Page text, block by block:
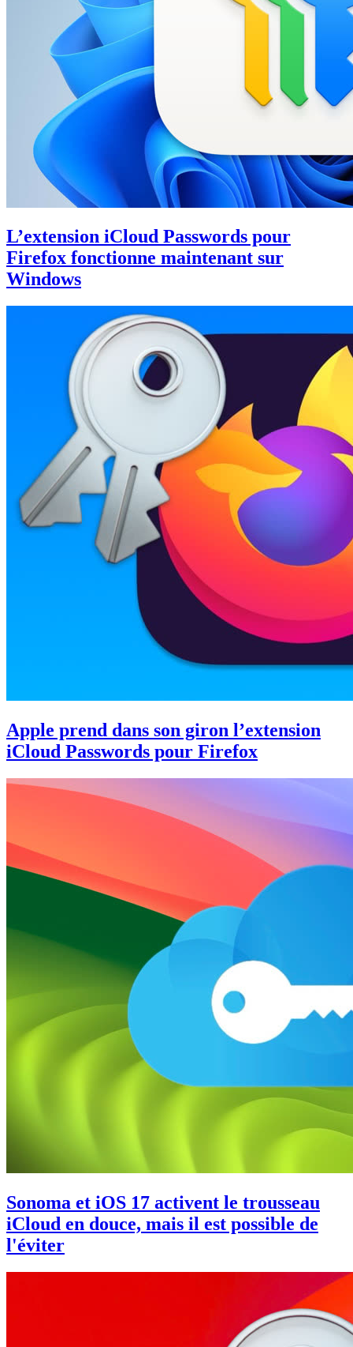
L’extension iCloud Passwords pour
Firefox fonctionne maintenant sur
Windows
Apple prend dans son giron l’extension
iCloud Passwords pour Firefox
Sonoma et iOS 17 activent le trousseau
iCloud en douce, mais il est possible de
l'éviter